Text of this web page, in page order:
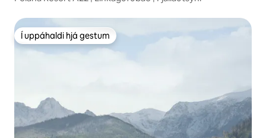
Í uppáhaldi hjá gestum
Í uppáhaldi hjá gestum